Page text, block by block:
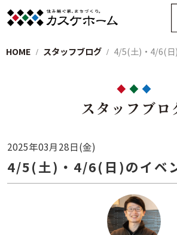
HOME スタッフブログ 4/5(土)・4/6(
スタッフブロ
2025年03月28日(金)
4/5(土)・4/6(日)のイベ